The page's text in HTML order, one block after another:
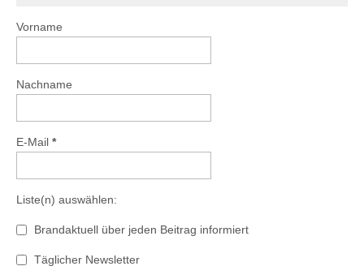
Vorname
Nachname
E-Mail *
Liste(n) auswählen:
Brandaktuell über jeden Beitrag informiert
Täglicher Newsletter